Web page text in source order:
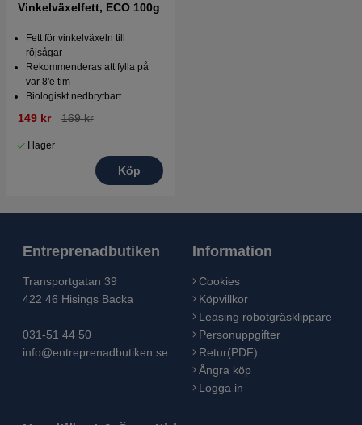
Vinkelväxelfett, ECO 100g
Fett för vinkelväxeln till
röjsågar
Rekommenderas att fylla på
var 8'e tim
Biologiskt nedbrytbart
149 kr 169 kr
I lager
Köp
Entreprenadbutiken
Transportgatan 39
422 46 Hisings Backa
031-51 44 50
info@entreprenadbutiken.se
Information
Cookies
Köpvillkor
Leasing robotgräsklippare
Personuppgifter
Retur(PDF)
Ångra köp
Logga in